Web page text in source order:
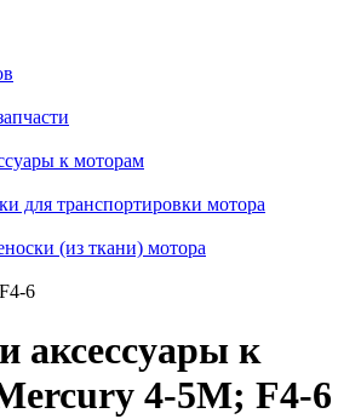
к моторам
для транспортировки мотора
(из ткани) мотора
6
аксессуары к
4-5M; F4-6